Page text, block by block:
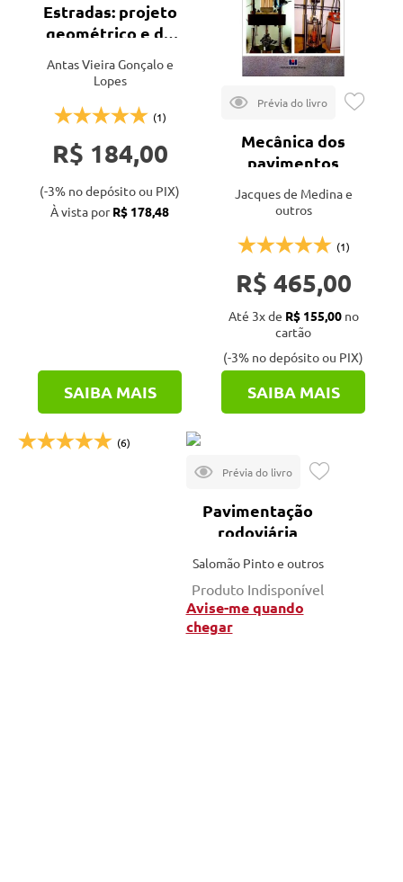
Estradas: projeto
geométrico e de
terraplanagem
Antas Vieira Gonçalo e
Lopes
(1)
R$ 184,00
(-3% no depósito ou PIX)
À vista porR$ 178,48
SAIBA MAIS
Mecânica dos
pavimentos
Jacques de Medina e
outros
(1)
R$ 465,00
Até 3x de R$ 155,00no
cartão
(-3% no depósito ou PIX)
SAIBA MAIS
(6)
Pavimentação
rodoviária
Salomão Pinto e outros
Produto Indisponível
Avise-me quando
chegar